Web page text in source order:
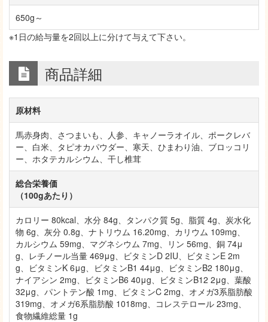
650g～
※1日の給与量を2回以上に分けて与えて下さい。
商品詳細
原材料
馬赤身肉、さつまいも、人参、キャノーラオイル、ポークレバ
ー、白米、タピオカパウダー、寒天、ひまわり油、ブロッコリ
ー、ホタテカルシウム、干し椎茸
総合栄養価
（100gあたり）
カロリー 80kcal、水分 84g、タンパク質 5g、脂質 4g、炭水化
物 6g、灰分 0.8g、ナトリウム 16.20mg、カリウム 109mg、
カルシウム 59mg、マグネシウム 7mg、リン 56mg、銅 74μ
g、レチノール当量 469μg、ビタミンD 2IU、ビタミンE 2m
g、ビタミンK 6μg、ビタミンB1 44μg、ビタミンB2 180μg、
ナイアシン 2mg、ビタミンB6 40μg、ビタミンB12 2μg、葉酸
32μg、パントテン酸 1mg、ビタミンC 2mg、オメガ3系脂肪酸
319mg、オメガ6系脂肪酸 1018mg、コレステロール 23mg、
食物繊維総量 1g